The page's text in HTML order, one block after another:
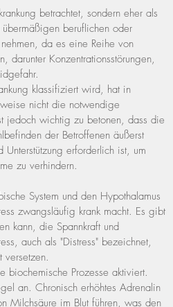
betrachtet, sondern eher als
beruflichen oder
da es eine Reihe von
darunter Konzentrationsstörungen,
klassifiziert wird, hat in
nicht die notwendige
jedoch wichtig zu betonen, dass die
der Betroffenen äußerst
erforderlich ist, um
zu verhindern.
System und den Hypothalamus
zwangsläufig krank macht. Es gibt
kann, die Spannkraft und
auch als "Distress" bezeichnet,
versetzen.
biochemische Prozesse aktiviert.
an. Chronisch erhöhtes Adrenalin
Milchsäure im Blut führen, was den